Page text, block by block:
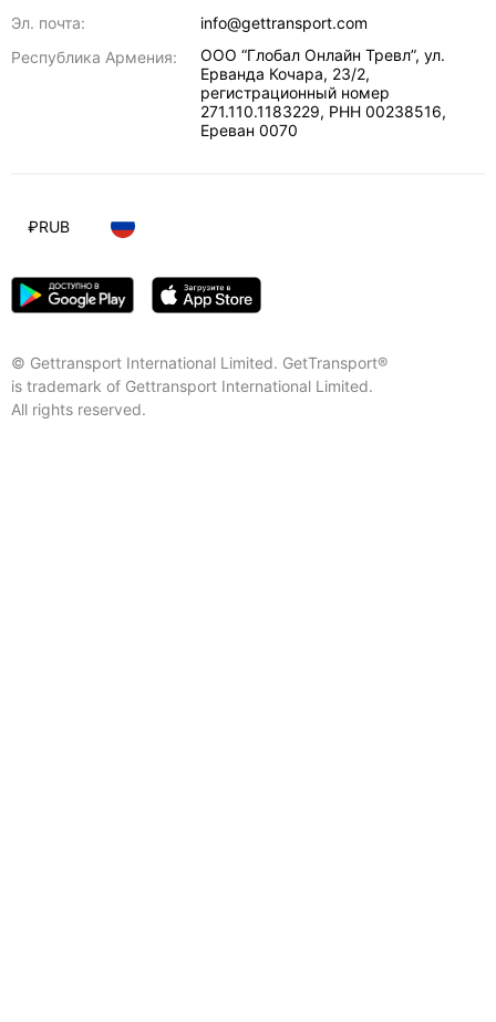
Эл. почта:
info@gettransport.com
Республика Армения:
ООО “Глобал Онлайн Тревл”, ул.
Ерванда Кочара, 23/2,
регистрационный номер
271.110.1183229, РНН 00238516,
Ереван 0070
© Gettransport International Limited. GetTransport®
is trademark of Gettransport International Limited.
All rights reserved.
₽RUB